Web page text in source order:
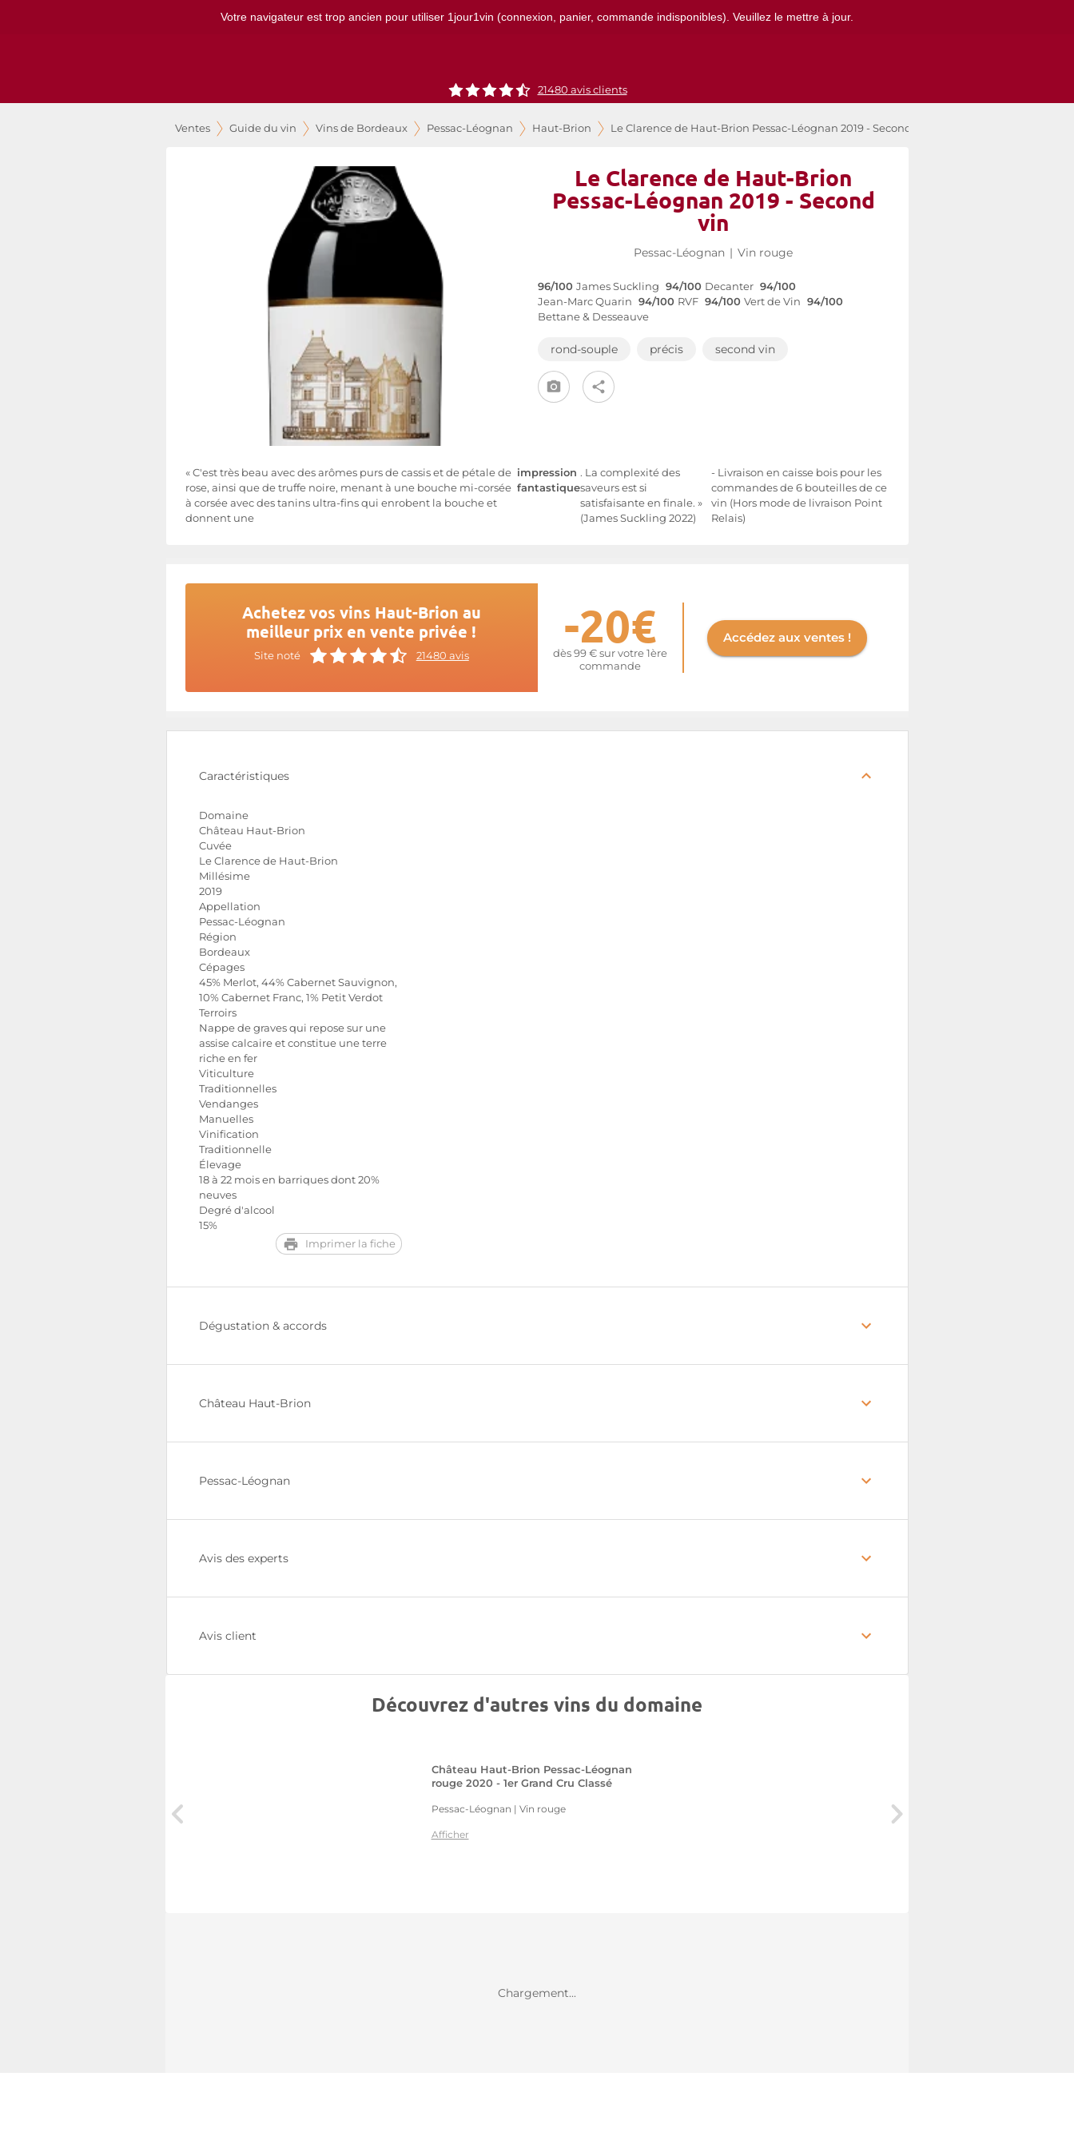
Votre navigateur est trop ancien pour utiliser 1jour1vin (connexion, panier, commande indisponibles). Veuillez le mettre à jour.
21480 avis clients
Ventes Guide du vin Vins de Bordeaux Pessac-Léognan Haut-Brion Le Clarence de Haut-Brion Pessac-Léognan 2019 - Second vin
Le Clarence de Haut-Brion
Pessac-Léognan 2019 - Second
vin
Pessac-Léognan | Vin rouge
96/100 James Suckling 94/100 Decanter 94/100
Jean-Marc Quarin 94/100 RVF 94/100 Vert de Vin 94/100
Bettane & Desseauve
rond-souple précis second vin
« C'est très beau avec des arômes purs de cassis et de pétale de
rose, ainsi que de truffe noire, menant à une bouche mi-corsée
à corsée avec des tanins ultra-fins qui enrobent la bouche et
donnent une
impression
fantastique
. La complexité des
saveurs est si
satisfaisante en finale. »
(James Suckling 2022)
- Livraison en caisse bois pour les
commandes de 6 bouteilles de ce
vin (Hors mode de livraison Point
Relais)
Achetez vos vins Haut-Brion au
meilleur prix en vente privée !
Site noté 21480 avis
-20€
dès 99 € sur votre 1ère
commande
Accédez aux ventes !
Caractéristiques
Domaine
Château Haut-Brion
Cuvée
Le Clarence de Haut-Brion
Millésime
2019
Appellation
Pessac-Léognan
Région
Bordeaux
Cépages
45% Merlot, 44% Cabernet Sauvignon,
10% Cabernet Franc, 1% Petit Verdot
Terroirs
Nappe de graves qui repose sur une
assise calcaire et constitue une terre
riche en fer
Viticulture
Traditionnelles
Vendanges
Manuelles
Vinification
Traditionnelle
Élevage
18 à 22 mois en barriques dont 20%
neuves
Degré d'alcool
15%
Imprimer la fiche
Dégustation & accords
Château Haut-Brion
Pessac-Léognan
Avis des experts
Avis client
Découvrez d'autres vins du domaine
Château Haut-Brion Pessac-Léognan
rouge 2020 - 1er Grand Cru Classé
Pessac-Léognan | Vin rouge
Afficher
Chargement...